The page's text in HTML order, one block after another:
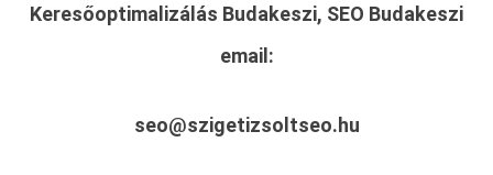
Keresőoptimalizálás Budakeszi, SEO Budakeszi
email:
seo@szigetizsoltseo.hu